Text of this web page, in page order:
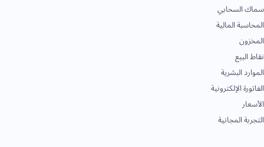
سماك السحابي
المحاسبة المالية
المخزون
نقاط البيع
الموارد البشرية
الفاتورة الإلكترونية
الأسعار
التجربة المجانية